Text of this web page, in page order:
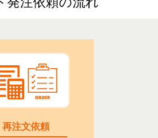
再注文依頼